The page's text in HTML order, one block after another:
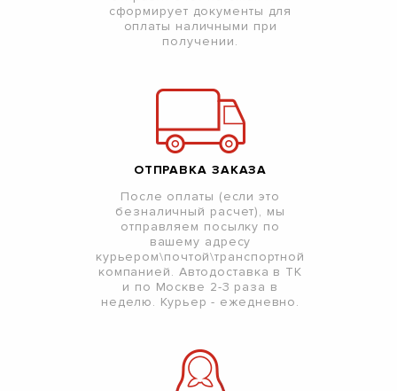
сформирует документы для
оплаты наличными при
получении.
ОТПРАВКА ЗАКАЗА
После оплаты (если это
безналичный расчет), мы
отправляем посылку по
вашему адресу
курьером\почтой\транспортной
компанией. Автодоставка в ТК
и по Москве 2-3 раза в
неделю. Курьер - ежедневно.